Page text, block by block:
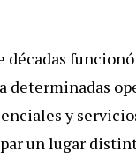
décadas
determinadas
y
un lugar